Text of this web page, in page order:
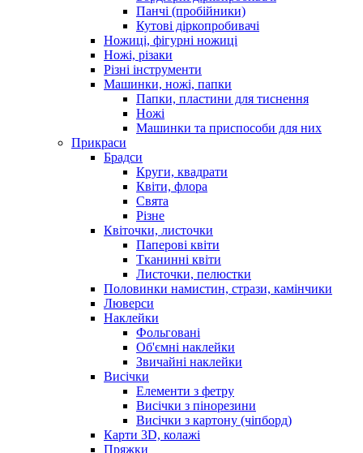
Панчі (пробійники)
Кутові діркопробивачі
Ножиці, фігурні ножиці
Ножі, різаки
Різні інструменти
Машинки, ножі, папки
Папки, пластини для тиснення
Ножі
Машинки та приспособи для них
Прикраси
Брадси
Круги, квадрати
Квіти, флора
Свята
Різне
Квіточки, листочки
Паперові квіти
Тканинні квіти
Листочки, пелюстки
Половинки намистин, стрази, камінчики
Люверси
Наклейки
Фольговані
Об'ємні наклейки
Звичайні наклейки
Висічки
Елементи з фетру
Висічки з пінорезини
Висічки з картону (чіпборд)
Карти 3D, колажі
Пряжки